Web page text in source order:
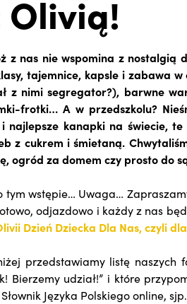
Olivią!
z nas nie wspomina z nostalgią
tajemnice, kapsle i zabawa
z nimi segregator?), barwne
frotki… A w przedszkolu?
najlepsze kanapki na świecie,
z cukrem i śmietaną.
ogród za domem czy prosto do
tym wstępie… Uwaga…
odjazdowo i każdy z nas
Dzień Dziecka Dla Nas, czyli
przedstawiamy listę naszych
Bierzemy udział!” i które
Języka Polskiego online,